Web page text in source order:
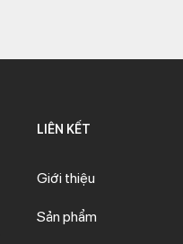
LIÊN KẾT
Giới thiệu
Sản phẩm